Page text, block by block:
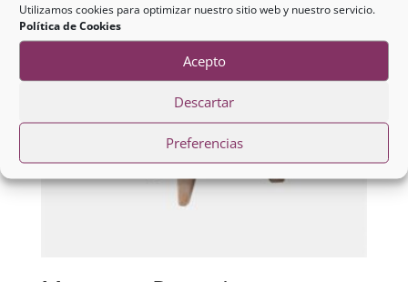
Utilizamos cookies para optimizar nuestro sitio web y nuestro servicio.
Política de Cookies
Acepto
Descartar
Preferencias